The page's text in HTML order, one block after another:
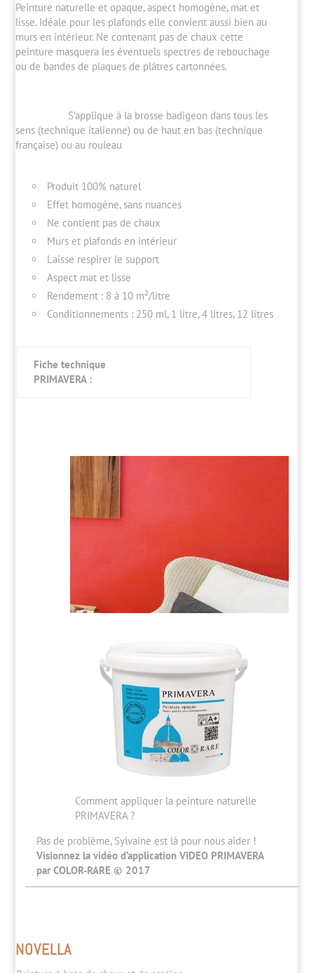
Peinture naturelle et opaque, aspect homogène, mat et
lisse. Idéale pour les plafonds elle convient aussi bien au
murs en intérieur. Ne contenant pas de chaux cette
peinture masquera les éventuels spectres de rebouchage
ou de bandes de plaques de plâtres cartonnées.
S’applique à la brosse badigeon dans tous les
sens (technique italienne) ou de haut en bas (technique
française) ou au rouleau
Produit 100% naturel
Effet homogène, sans nuances
Ne contient pas de chaux
Murs et plafonds en intérieur
Laisse respirer le support
Aspect mat et lisse
Rendement : 8 à 10 m²/litre
Conditionnements : 250 ml, 1 litre, 4 litres, 12 litres
Fiche technique
PRIMAVERA :
Comment appliquer la peinture naturelle
PRIMAVERA ?
Pas de problème, Sylvaine est là pour nous aider !
Visionnez la vidéo d’application VIDEO PRIMAVERA
par COLOR-RARE © 2017
NOVELLA